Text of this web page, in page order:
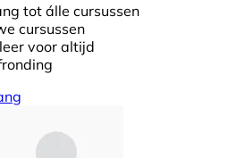
tot álle cursussen
cursussen
voor altijd